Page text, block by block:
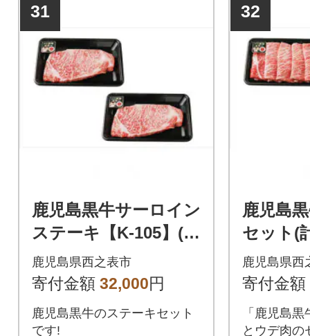
31
鹿児島黒牛サーロイン
ステーキ【K-105】(西
之表市)
鹿児島県西之表市
寄付金額 32,000円
鹿児島黒牛のステーキセット
です!
32
鹿児島
セット(
1】(西
鹿児島県西
寄付金額
「鹿児島
とウデ肉の